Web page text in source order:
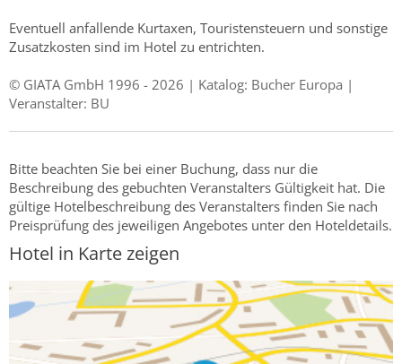
Eventuell anfallende Kurtaxen, Touristensteuern und sonstige
Zusatzkosten sind im Hotel zu entrichten.
© GIATA GmbH 1996 - 2026 | Katalog: Bucher Europa |
Veranstalter: BU
Bitte beachten Sie bei einer Buchung, dass nur die
Beschreibung des gebuchten Veranstalters Gültigkeit hat. Die
gültige Hotelbeschreibung des Veranstalters finden Sie nach
Preisprüfung des jeweiligen Angebotes unter den Hoteldetails.
Hotel in Karte zeigen